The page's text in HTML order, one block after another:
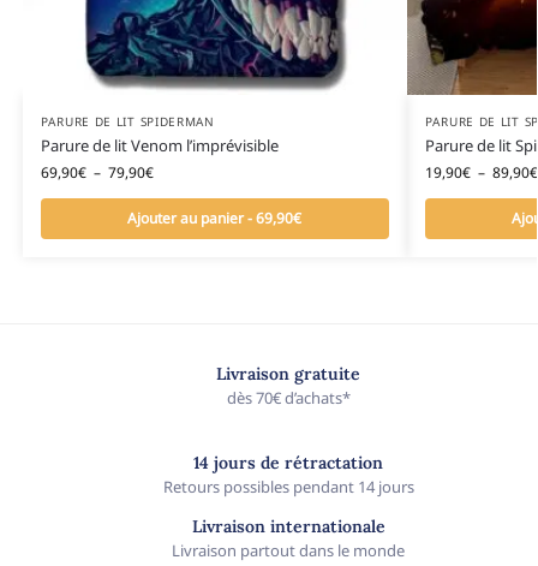
PARURE DE LIT SPIDERMAN
Parure de lit Venom l’imprévisible
69,90€ – 79,90€
Ajouter au panier - 69,90€
PARURE DE LIT
Parure de lit
19,90€ – 89,90€
Livraison gratuite
dès 70€ d’achats*
14 jours de rétractation
Retours possibles pendant 14 jours
Livraison internationale
Livraison partout dans le monde